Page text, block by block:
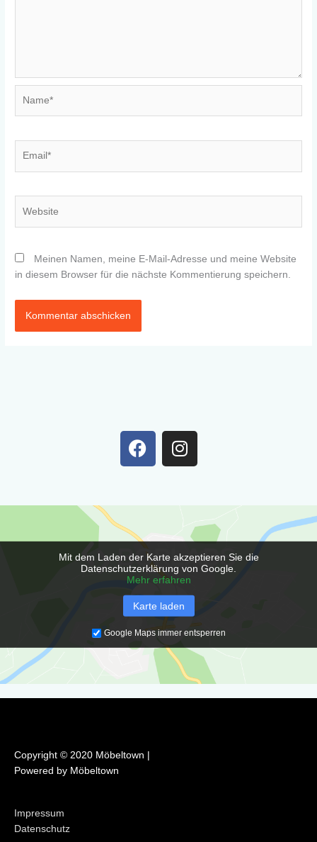
Meinen Namen, meine E-Mail-Adresse und meine Website
in diesem Browser für die nächste Kommentierung speichern.
F
a
o
k
I
n
r
a
m
Mit dem Laden der Karte akzeptieren Sie die
Datenschutzerklärung von Google.
Mehr erfahren
Karte laden
Google Maps immer entsperren
Copyright © 2020 Möbeltown |
Powered by Möbeltown
Impressum
Datenschutz